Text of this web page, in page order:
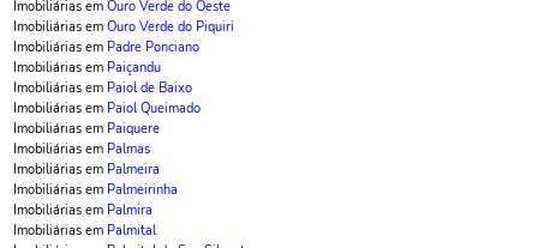
Imobiliárias em Ouro Verde do Oeste
Imobiliárias em Ouro Verde do Piquiri
Imobiliárias em Padre Ponciano
Imobiliárias em Paiçandu
Imobiliárias em Paiol de Baixo
Imobiliárias em Paiol Queimado
Imobiliárias em Paiquere
Imobiliárias em Palmas
Imobiliárias em Palmeira
Imobiliárias em Palmeirinha
Imobiliárias em Palmira
Imobiliárias em Palmital